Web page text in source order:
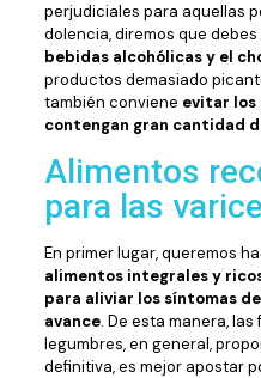
perjudiciales para aquellas
dolencia, diremos que debes
bebidas alcohólicas y el
productos demasiado
también conviene evitar los
contengan gran cantidad
Alimentos
para las
En primer lugar, queremos
alimentos integrales y
para aliviar los síntomas
avance. De esta manera,
legumbres, en general,
definitiva, es mejor apostar